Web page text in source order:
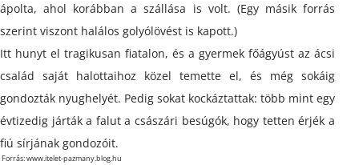
ápolta, ahol korábban a szállása is volt. (Egy másik forrás
szerint viszont halálos golyólövést is kapott.)
Itt hunyt el tragikusan fiatalon, és a gyermek főágyúst az ácsi
család saját halottaihoz közel temette el, és még sokáig
gondozták nyughelyét. Pedig sokat kockáztattak: több mint egy
évtizedig járták a falut a császári besúgók, hogy tetten érjék a
fiú sírjának gondozóit.
Forrás: www.itelet-pazmany.blog.hu